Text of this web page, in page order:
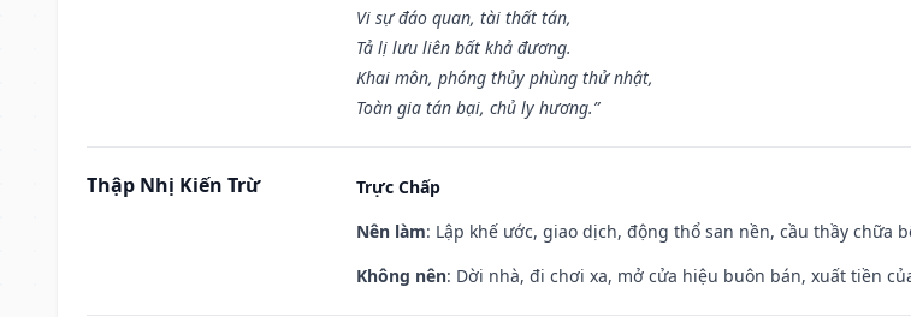
Vi sự đáo quan, tài thất tán,
Tả lị lưu liên bất khả đương.
Khai môn, phóng thủy phùng thử nhật,
Toàn gia tán bại, chủ ly hương.”
Thập Nhị Kiến Trừ
Trực Chấp
Nên làm: Lập khế ước, giao dịch, động thổ san nền, cầu thầy
Không nên: Dời nhà, đi chơi xa, mở cửa hiệu buôn bán, xuất tiền